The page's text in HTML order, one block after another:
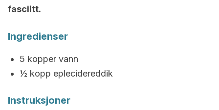
fasciitt.
Ingredienser
5 kopper vann
½ kopp eplecidereddik
Instruksjoner